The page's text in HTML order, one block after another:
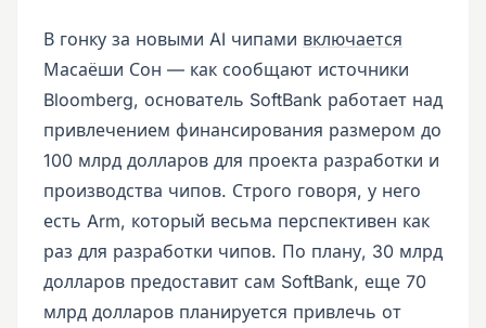
В гонку за новыми AI чипами включается
Масаёши Сон — как сообщают источники
Bloomberg, основатель SoftBank работает над
привлечением финансирования размером до
100 млрд долларов для проекта разработки и
производства чипов. Строго говоря, у него
есть Arm, который весьма перспективен как
раз для разработки чипов. По плану, 30 млрд
долларов предоставит сам SoftBank, еще 70
млрд долларов планируется привлечь от